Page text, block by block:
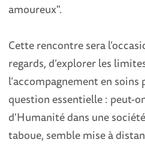
amoureux".
Cette rencontre sera
regards, d’explorer les
l’accompagnement en
question essentielle : peut-
d'Humanité dans une
taboue, semble mise à